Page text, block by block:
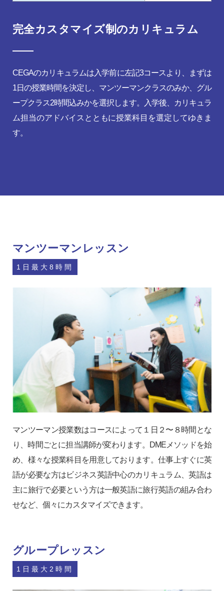
完全カスタマイズ制のカリキュラム
CEGAのカリキュラムは入学前に左記3コースより、まずは
1日の授業時間を決定し、マンツーマンクラスのみか、グル
ープクラス2時間込みかを選択します。入学後、カリキュラ
ム担当のアドバイスとともに授業科目を選定してゆきま
す。
マンツーマンレッスン
1日最大8時間
マンツーマン授業数はコースによって１日２〜８時間とな
り、時間ごとに担当講師が変わります。DMEメソッドを始
め、様々な授業科目を用意しております。仕事上すぐに英
語が必要な方はビジネス英語中心のカリキュラム、英語は
主に旅行で必要という方は一般英語に旅行英語の組み合わ
せなど、個々にカスタマイズできます。
グループレッスン
1日最大2時間